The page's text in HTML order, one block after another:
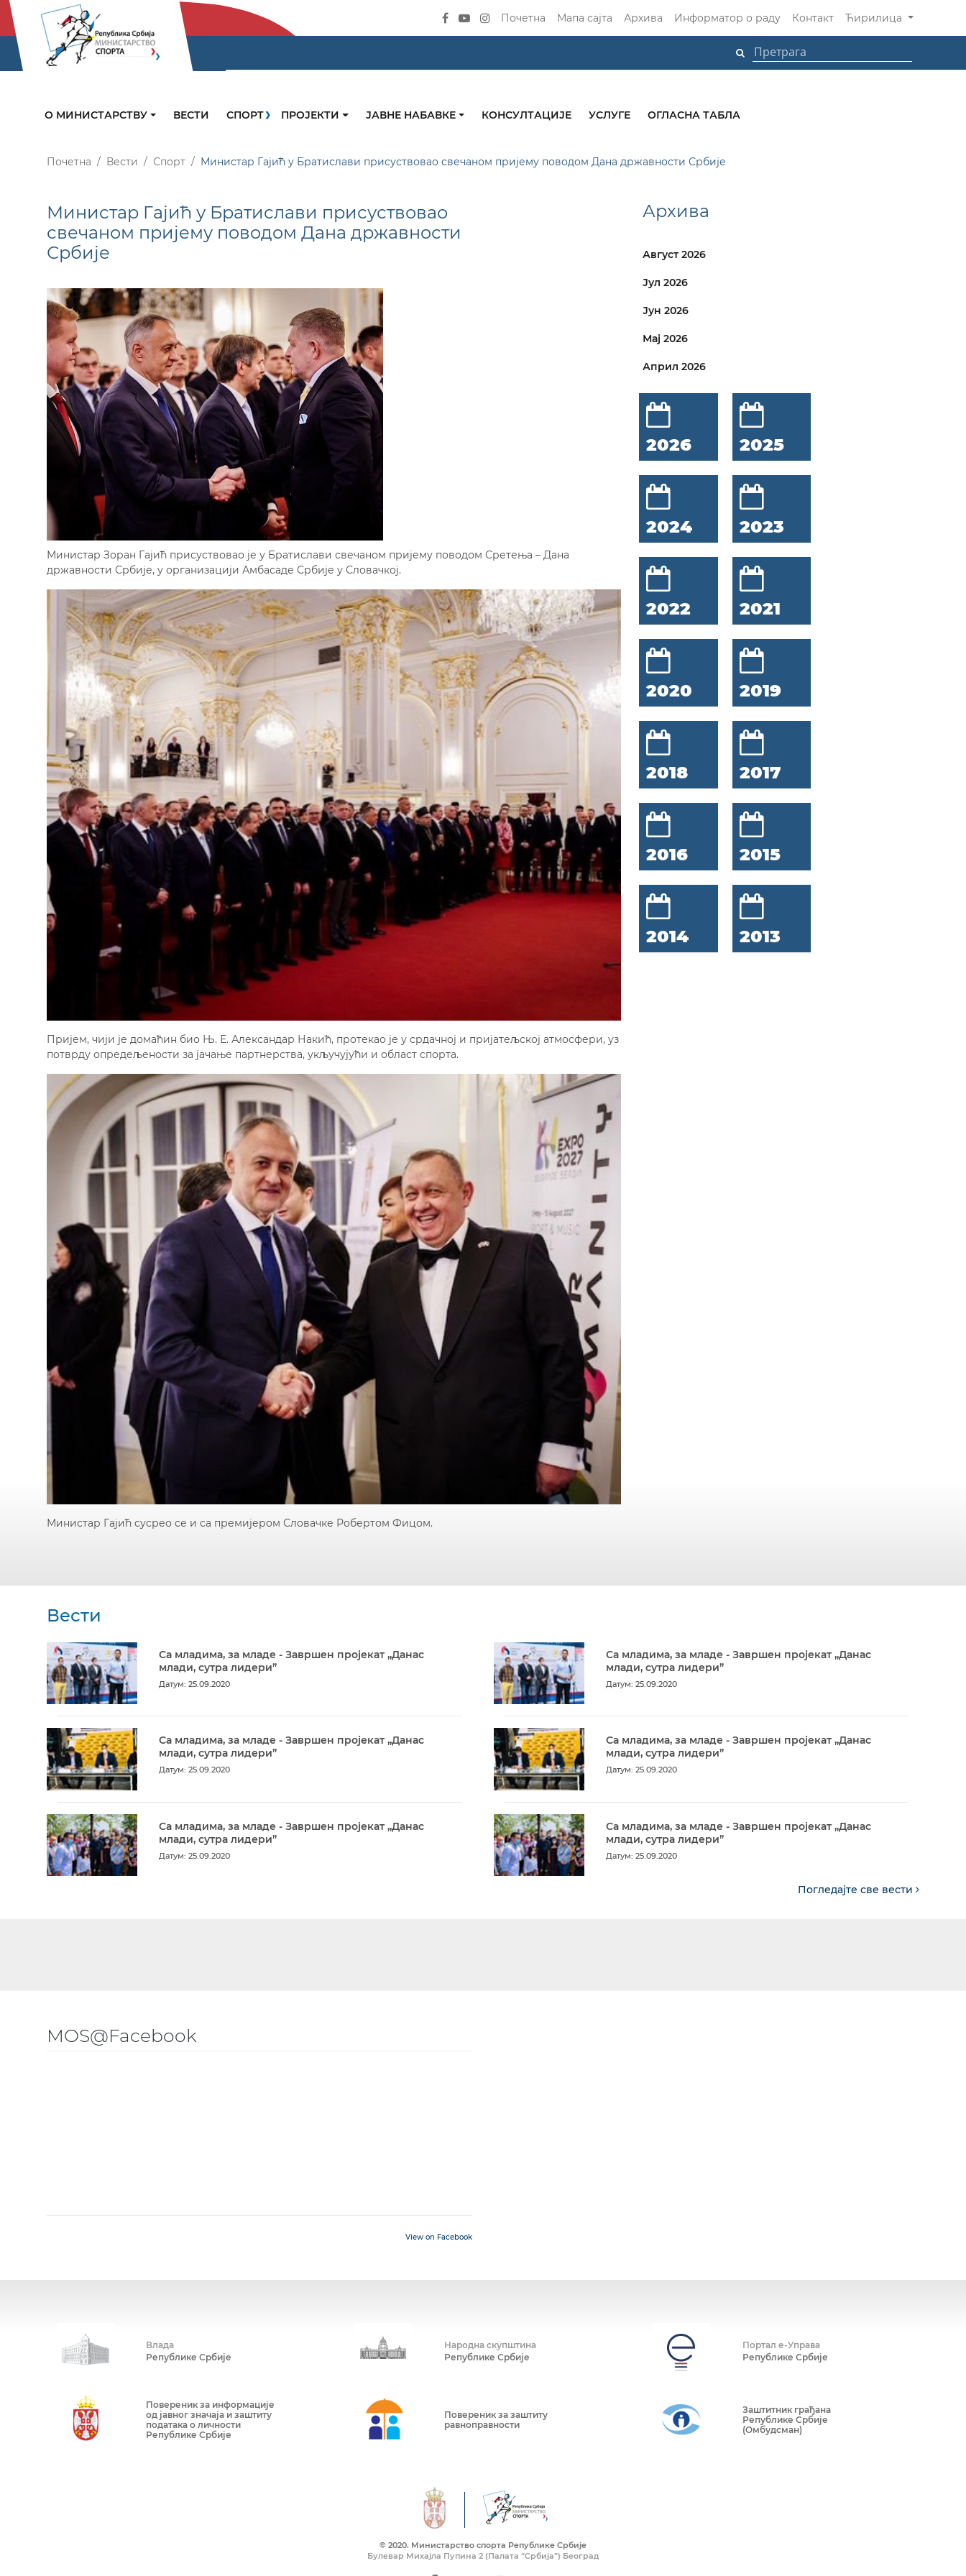
Почетна Мапа сајта Архива Информатор о раду Контакт Ћирилица
О МИНИСТАРСТВУ ВЕСТИ СПОРТ ПРОЈЕКТИ ЈАВНЕ НАБАВКЕ КОНСУЛТАЦИЈЕ УСЛУГЕ ОГЛАСНА ТАБЛА
Почетна Вести Спорт Министар Гајић у Братислави присуствовао свечаном пријему поводом Дана државности Србије
Министар Гајић у Братислави присуствовао
свечаном пријему поводом Дана државности
Србије
Министар Зоран Гајић присуствовао је у Братислави свечаном пријему поводом Сретења – Дана
државности Србије, у организацији Амбасаде Србије у Словачкој.
Пријем, чији је домаћин био Њ. Е. Александар Накић, протекао је у срдачној и пријатељској атмосфери, уз
потврду опредељености за јачање партнерства, укључујући и област спорта.
Министар Гајић сусрео се и са премијером Словачке Робертом Фицом.
Архива
Август 2026
Јул 2026
Јун 2026
Мај 2026
Април 2026
2026 2025
2024 2023
2022 2021
2020 2019
2018 2017
2016 2015
2014 2013
Вести
Са младима, за младе - Завршен пројекат „Данас
млади, сутра лидери”
Датум: 25.09.2020
Са младима, за младе - Завршен пројекат „Данас
млади, сутра лидери”
Датум: 25.09.2020
Са младима, за младе - Завршен пројекат „Данас
млади, сутра лидери”
Датум: 25.09.2020
Са младима, за младе - Завршен пројекат „Данас
млади, сутра лидери”
Датум: 25.09.2020
Са младима, за младе - Завршен пројекат „Данас
млади, сутра лидери”
Датум: 25.09.2020
Са младима, за младе - Завршен пројекат „Данас
млади, сутра лидери”
Датум: 25.09.2020
Погледајте све вести
MOS@Facebook
View on Facebook
Влада
Републике Србије
Народна скупштина
Републике Србије
Портал е-Управа
Републике Србије
Повереник за информације
од јавног значаја и заштиту
података о личности
Републике Србије
Повереник за заштиту
равноправности
Заштитник грађана
Републике Србије
(Омбудсман)
© 2020. Mинистарство спорта Републике Србије
Булевар Михајла Пупина 2 (Палата “Србија”) Београд